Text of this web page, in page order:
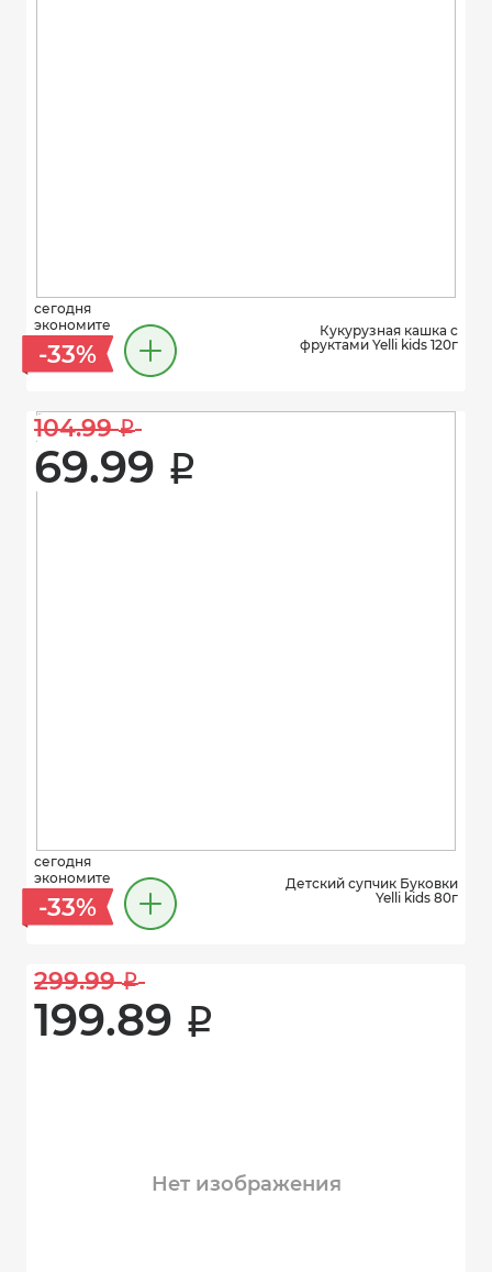
сегодня
экономите
-33%
Кукурузная кашка с
фруктами Yelli kids 120г
104.99 i
69.99 i
сегодня
экономите
-33%
Детский супчик Буковки
Yelli kids 80г
299.99 i
199.89 i
Нет изображения